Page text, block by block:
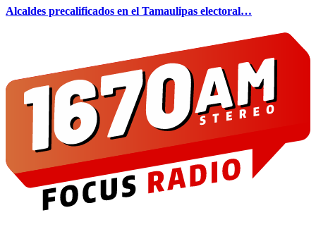
Alcaldes precalificados en el Tamaulipas electoral…